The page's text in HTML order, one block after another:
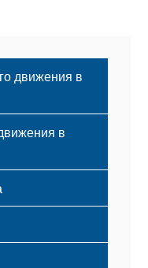
движения в
в